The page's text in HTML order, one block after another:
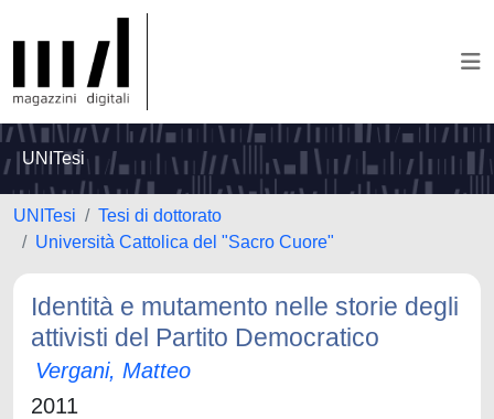
UNITesi
UNITesi
Tesi di dottorato
Università Cattolica del "Sacro Cuore"
Identità e mutamento nelle storie degli
attivisti del Partito Democratico
Vergani, Matteo
2011